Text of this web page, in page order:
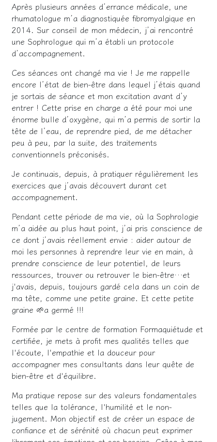
Après plusieurs années d’errance médicale, une
rhumatologue m’a diagnostiquée fibromyalgique en
2014. Sur conseil de mon médecin, j’ai rencontré
une Sophrologue qui m’a établi un protocole
d’accompagnement.
Ces séances ont changé ma vie ! Je me rappelle
encore l’état de bien-être dans lequel j’étais quand
je sortais de séance et mon excitation avant d’y
entrer ! Cette prise en charge a été pour moi une
énorme bulle d’oxygène, qui m’a permis de sortir la
tête de l’eau, de reprendre pied, de me détacher
peu à peu, par la suite, des traitements
conventionnels préconisés.
Je continuais, depuis, à pratiquer régulièrement les
exercices que j’avais découvert durant cet
accompagnement.
Pendant cette période de ma vie, où la Sophrologie
m’a aidée au plus haut point, j’ai pris conscience de
ce dont j’avais réellement envie : aider autour de
moi les personnes à reprendre leur vie en main, à
prendre conscience de leur potentiel, de leurs
ressources, trouver ou retrouver le bien-être…et
j'avais, depuis, toujours gardé cela dans un coin de
ma tête, comme une petite graine. Et cette petite
graine 🌱a germé !!!
Formée par le centre de formation Formaquiétude et
certifiée, je mets à profit mes qualités telles que
l'écoute, l'empathie et la douceur pour
accompagner mes consultants dans leur quête de
bien-être et d'équilibre.
Ma pratique repose sur des valeurs fondamentales
telles que la tolérance, l'humilité et le non-
jugement. Mon objectif est de créer un espace de
confiance et de sérénité où chacun peut exprimer